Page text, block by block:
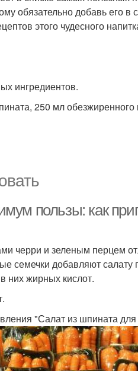
обязательно добавь его
этого чудесного
ингредиентов.
250 мл
пользы: как
черри и зеленым перцем
семечки добавляют салату
них жирных кислот.
"Салат из шпината